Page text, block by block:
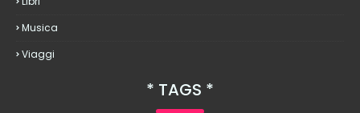
Musica
Viaggi
TAGS